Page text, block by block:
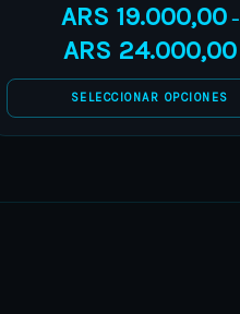
ARS 19.000,00 –
ARS 24.000,00
SELECCIONAR OPCIONES
options
may
be
chosen
on
product